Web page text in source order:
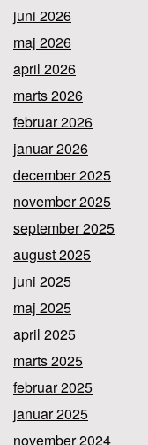
juni 2026
maj 2026
april 2026
marts 2026
februar 2026
januar 2026
december 2025
november 2025
september 2025
august 2025
juni 2025
maj 2025
april 2025
marts 2025
februar 2025
januar 2025
november 2024